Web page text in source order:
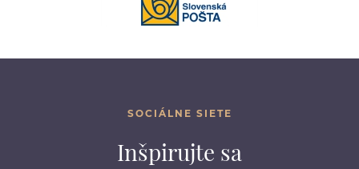
SOCIÁLNE SIETE
Inšpirujte sa